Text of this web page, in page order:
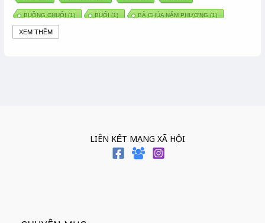
BUỒNG CHUỐI (1) BUỔI (1) BÀ CHÚA NĂM PHƯƠNG (1)
BÀ CHÚA THÀNH ĐÔNG
BÁNH CHƯNG BÁNH DẦY
BÁNH TRÁNG (1) BÁNH TRÔI BÁNH CHAY
XEM THÊM
LIÊN KẾT MẠNG XÃ HỘI